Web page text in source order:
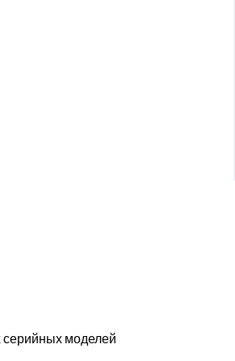
серийных моделей